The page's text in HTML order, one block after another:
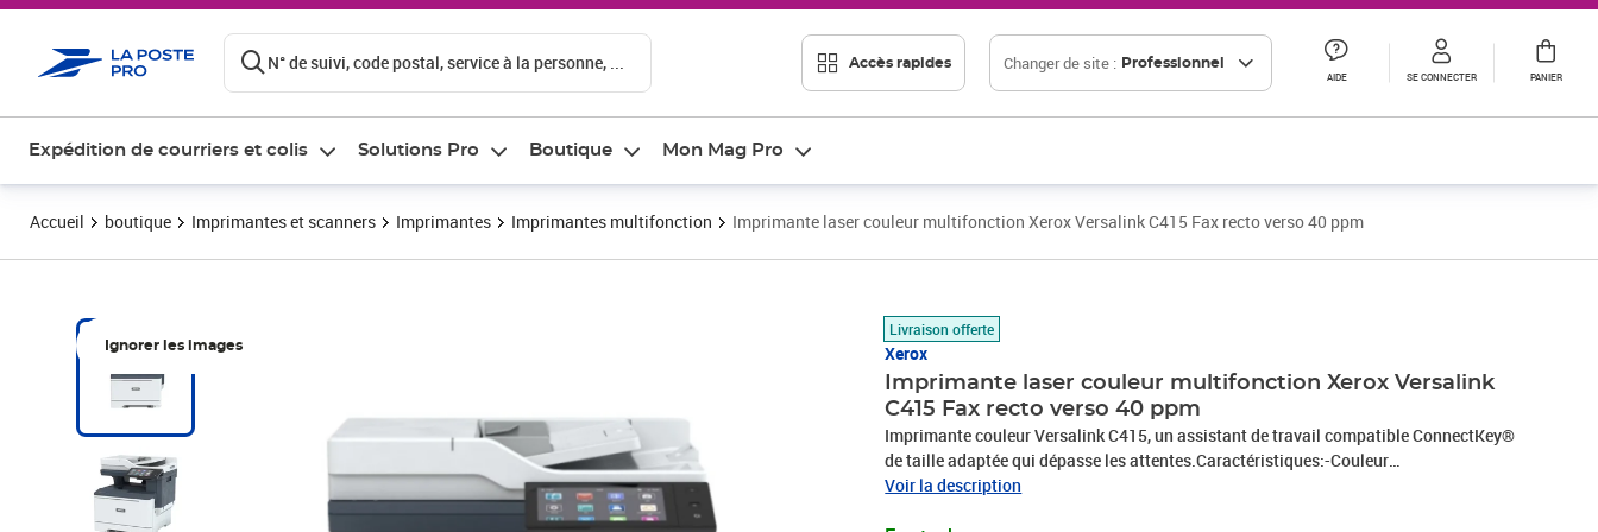
N° de suivi, code postal, service à la personne, ... Accès rapides Changer de site : Professionnel
AIDE SE CONNECTER PANIER
Expédition de courriers et colis Solutions Pro Boutique Mon Mag Pro
Accueil boutique Imprimantes et scanners Imprimantes Imprimantes multifonction Imprimante laser couleur multifonction Xerox Versalink C415 Fax recto verso 40 ppm
Ignorer les images
Livraison offerte
Xerox
Imprimante laser couleur multifonction Xerox Versalink
C415 Fax recto verso 40 ppm
Imprimante couleur Versalink C415, un assistant de travail compatible ConnectKey®
de taille adaptée qui dépasse les attentes.Caractéristiques:-Couleur
multifonctionnelle avec support A4.-La meilleure option pour les équipes de travail de
Voir la description
Prix barré 1043,33 €
Prix 912,93€